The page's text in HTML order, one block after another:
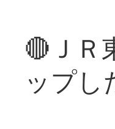
🔴ＪＲ
ップし